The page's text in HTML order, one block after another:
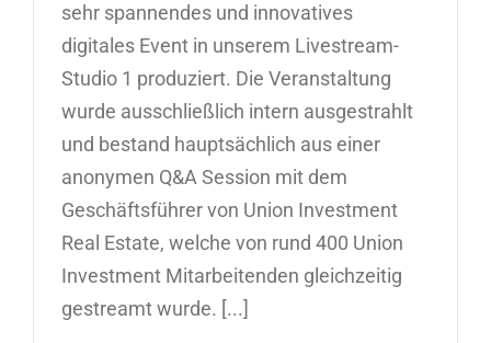
sehr spannendes und innovatives
digitales Event in unserem Livestream-
Studio 1 produziert. Die Veranstaltung
wurde ausschließlich intern ausgestrahlt
und bestand hauptsächlich aus einer
anonymen Q&A Session mit dem
Geschäftsführer von Union Investment
Real Estate, welche von rund 400 Union
Investment Mitarbeitenden gleichzeitig
gestreamt wurde. [...]